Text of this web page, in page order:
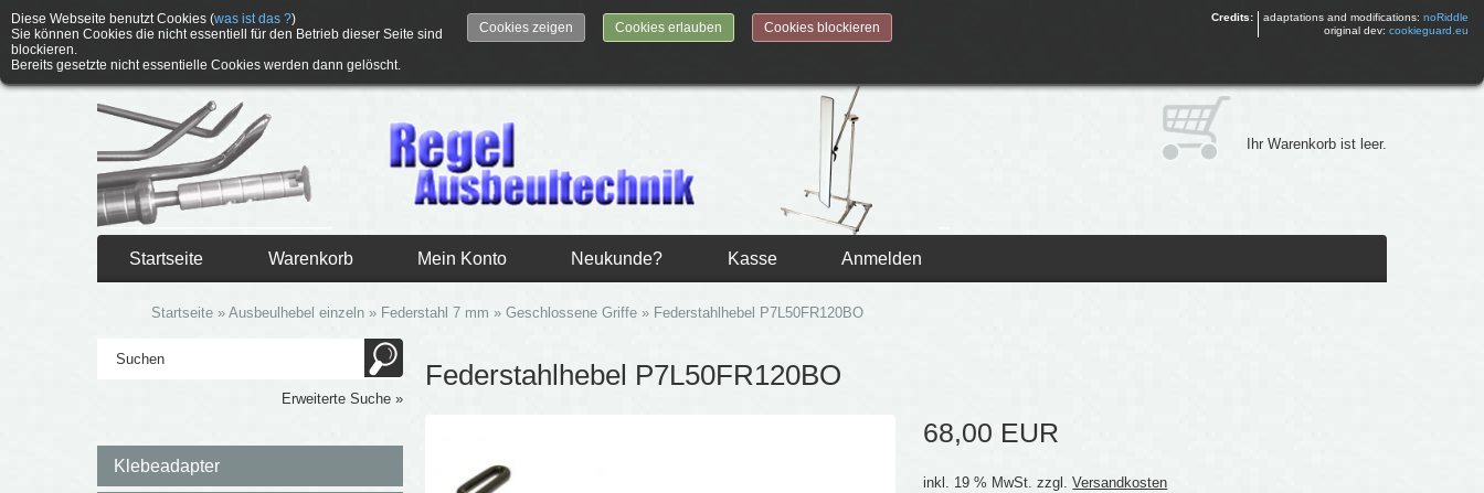
Credits: adaptations and modifications: noRiddle
original dev: cookieguard.eu
Diese Webseite benutzt Cookies (was ist das ?)
Sie können Cookies die nicht essentiell für den Betrieb dieser Seite sind
blockieren.
Bereits gesetzte nicht essentielle Cookies werden dann gelöscht.
Cookies zeigen Cookies erlauben Cookies blockieren
Ihr Warenkorb ist leer.
Startseite Warenkorb Mein Konto Neukunde? Kasse Anmelden
Startseite »Ausbeulhebel einzeln » Federstahl 7 mm »Geschlossene Griffe » Federstahlhebel P7L50FR120BO
Erweiterte Suche »
Klebeadapter
Federstahlhebel P7L50FR120BO
68,00 EUR
inkl. 19 % MwSt. zzgl.Versandkosten